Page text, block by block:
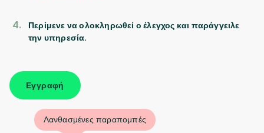
Περίμενε να ολοκληρωθεί ο έλεγχος και παράγγειλε
την υπηρεσία.
Εγγραφή
Λανθασμένες παραπομπές